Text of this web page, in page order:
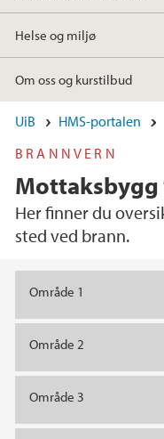
Helse og miljø
Om oss og kurstilbud
UiB
HMS-portalen
BRANNVERN
Mottaksbygg
Her finner du
sted ved brann.
Hovedinnhold
Område 1
Område 2
Område 3